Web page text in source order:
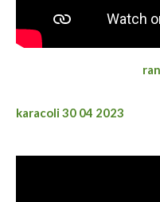
rando
rando
karacoli 30 04 2023